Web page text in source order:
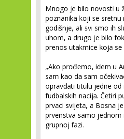
Mnogo je bilo novosti u
poznanika koji se sretnu
godišnje, ali svi smo ih
uhom, a drugo je bilo
prenos utakmice koja se
„Ako prođemo, idem u
sam kao da sam
opravdati titulu jedne
fudbalskih nacija. Četiri
prvaci svijeta, a Bosna
prvenstva samo jednom
grupnoj fazi.